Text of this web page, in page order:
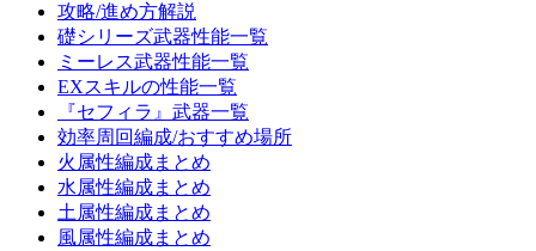
攻略/進め方解説
礎シリーズ武器性能一覧
ミーレス武器性能一覧
EXスキルの性能一覧
『セフィラ』武器一覧
効率周回編成/おすすめ場所
火属性編成まとめ
水属性編成まとめ
土属性編成まとめ
風属性編成まとめ